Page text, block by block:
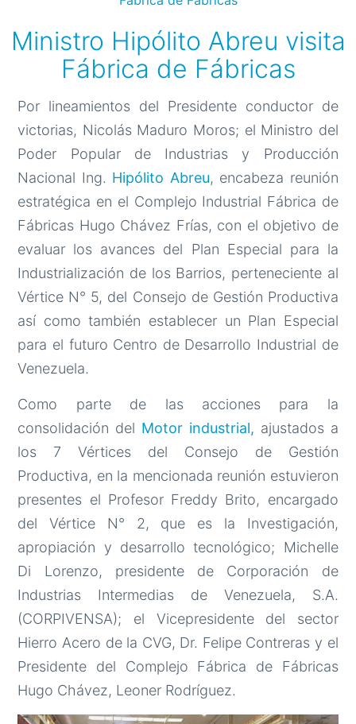
Ministro Hipólito Abreu visita
Fábrica de Fábricas
Por lineamientos del Presidente conductor de
victorias, Nicolás Maduro Moros; el Ministro del
Poder Popular de Industrias y Producción
Nacional Ing. Hipólito Abreu, encabeza reunión
estratégica en el Complejo Industrial Fábrica de
Fábricas Hugo Chávez Frías, con el objetivo de
evaluar los avances del Plan Especial para la
Industrialización de los Barrios, perteneciente al
Vértice N° 5, del Consejo de Gestión Productiva
así como también establecer un Plan Especial
para el futuro Centro de Desarrollo Industrial de
Venezuela.
Como parte de las acciones para la
consolidación del Motor industrial, ajustados a
los 7 Vértices del Consejo de Gestión
Productiva, en la mencionada reunión estuvieron
presentes el Profesor Freddy Brito, encargado
del Vértice N° 2, que es la Investigación,
apropiación y desarrollo tecnológico; Michelle
Di Lorenzo, presidente de Corporación de
Industrias Intermedias de Venezuela, S.A.
(CORPIVENSA); el Vicepresidente del sector
Hierro Acero de la CVG, Dr. Felipe Contreras y el
Presidente del Complejo Fábrica de Fábricas
Hugo Chávez, Leoner Rodríguez.